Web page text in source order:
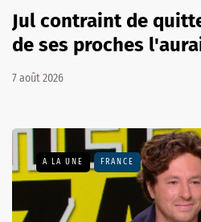
Jul contraint de
de ses proches
7 août 2026
A LA UNE FRANCE